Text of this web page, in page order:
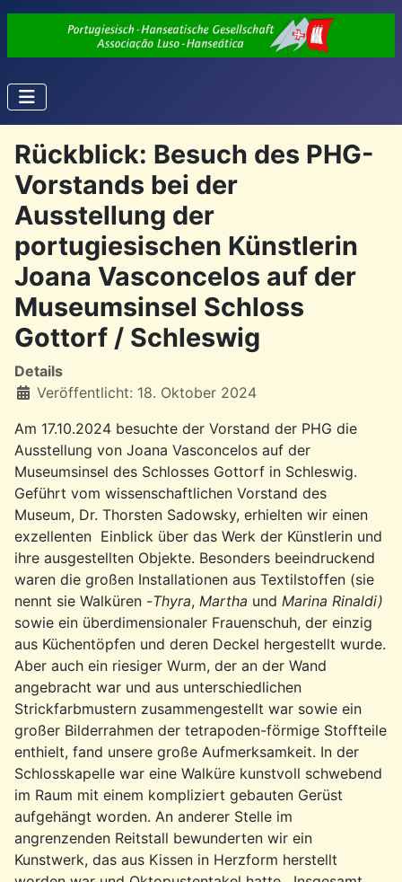
Rückblick: Besuch des PHG-
Vorstands bei der
Ausstellung der
portugiesischen Künstlerin
Joana Vasconcelos auf der
Museumsinsel Schloss
Gottorf / Schleswig
Details
Veröffentlicht: 18. Oktober 2024
Am 17.10.2024 besuchte der Vorstand der PHG die
Ausstellung von Joana Vasconcelos auf der
Museumsinsel des Schlosses Gottorf in Schleswig.
Geführt vom wissenschaftlichen Vorstand des
Museum, Dr. Thorsten Sadowsky, erhielten wir einen
exzellenten Einblick über das Werk der Künstlerin und
ihre ausgestellten Objekte. Besonders beeindruckend
waren die großen Installationen aus Textilstoffen (sie
nennt sie Walküren -Thyra, Martha und Marina Rinaldi)
sowie ein überdimensionaler Frauenschuh, der einzig
aus Küchentöpfen und deren Deckel hergestellt wurde.
Aber auch ein riesiger Wurm, der an der Wand
angebracht war und aus unterschiedlichen
Strickfarbmustern zusammengestellt war sowie ein
großer Bilderrahmen der tetrapoden-förmige Stoffteile
enthielt, fand unsere große Aufmerksamkeit. In der
Schlosskapelle war eine Walküre kunstvoll schwebend
im Raum mit einem kompliziert gebauten Gerüst
aufgehängt worden. An anderer Stelle im
angrenzenden Reitstall bewunderten wir ein
Kunstwerk, das aus Kissen in Herzform herstellt